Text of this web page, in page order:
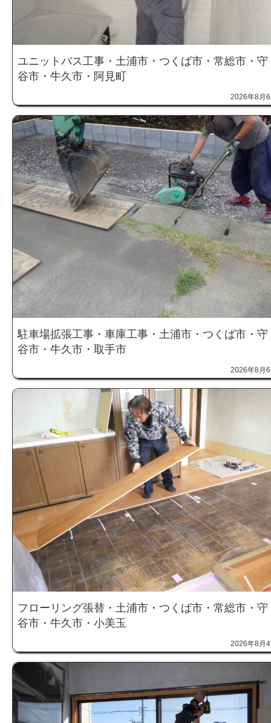
ユニットバス工事・土浦市・つくば市・常総市・守
谷市・牛久市・阿見町
2026年8月
駐車場拡張工事・車庫工事・土浦市・つくば市・守
谷市・牛久市・取手市
2026年8月
フローリング張替・土浦市・つくば市・常総市・守
谷市・牛久市・小美玉
2026年8月